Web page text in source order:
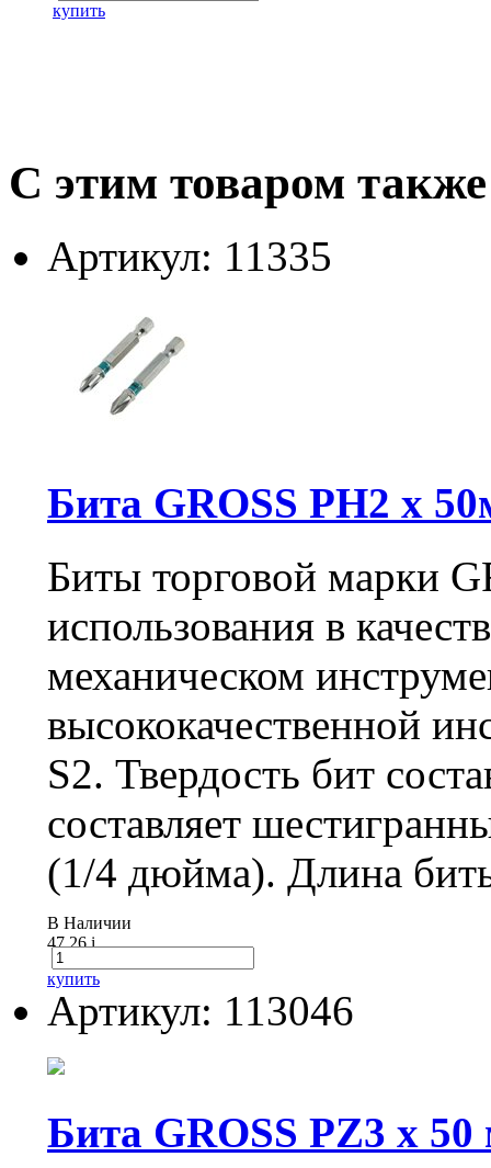
купить
С этим товаром
Артикул: 11335
Бита GROSS РН2 х
Биты торговой марки
использования в
механическом
высококачественной
S2. Твердость бит
составляет
(1/4 дюйма). Длина
В Наличии
47.26i
купить
Артикул: 113046
Бита GROSS РZ3 х